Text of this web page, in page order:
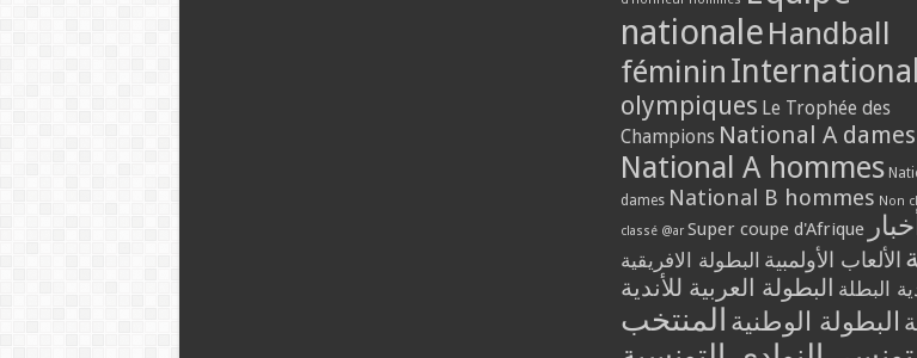
nationale Handball
féminin International
olympiques Le Trophée des
Champions National A dames
National A hommes
dames National B hommes Non
classé @ar Super coupe d'Afrique
الألعاب الأولمبية البطولة الافريقية
البطلة البطولة العربية للأندية
البطولة الوطنية المنتخب